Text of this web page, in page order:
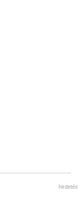
hirdetés